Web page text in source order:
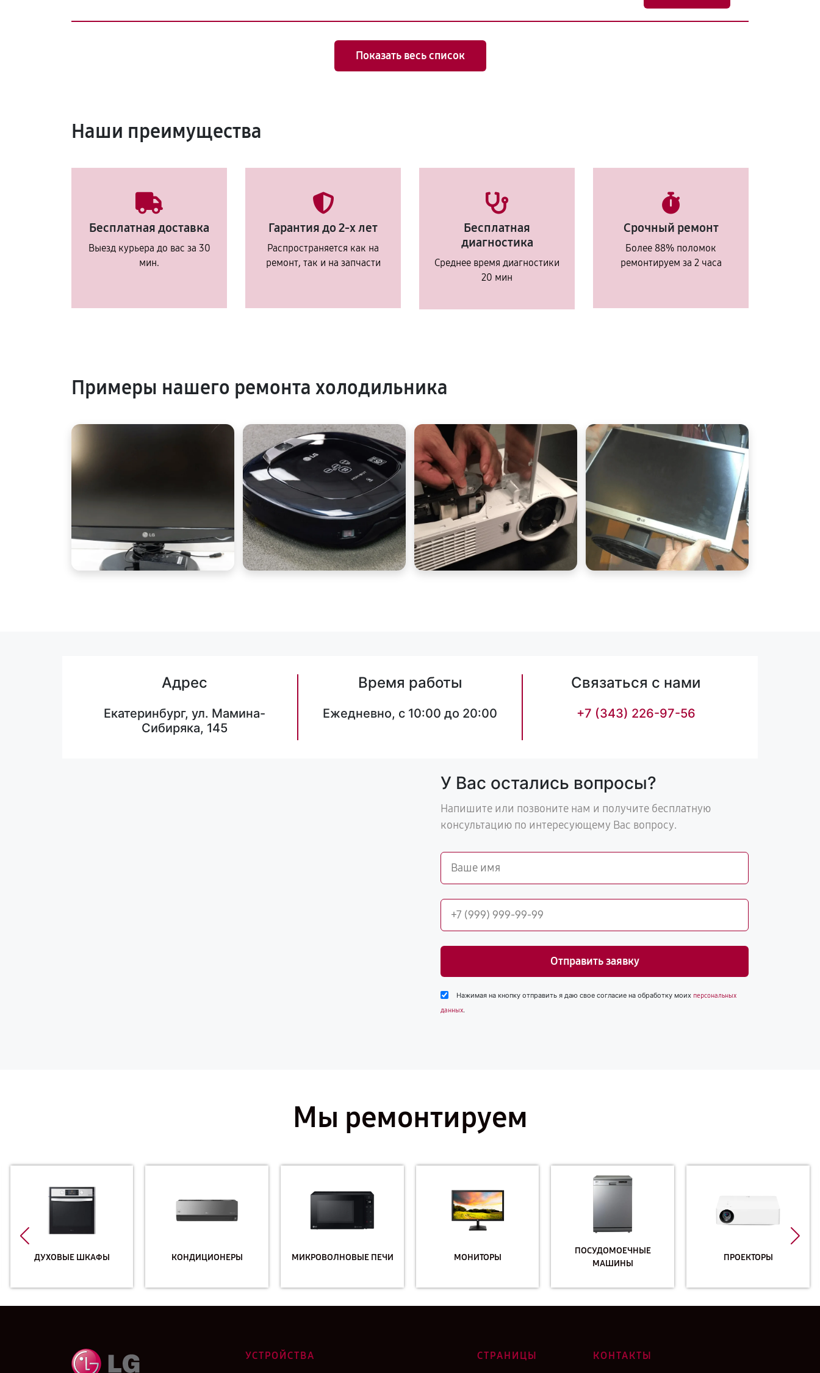
Показать весь список
Наши преимущества
Бесплатная доставка
Выезд курьера до вас за 30
мин.
Гарантия до 2-х лет
Распространяется как на
ремонт, так и на запчасти
Бесплатная
диагностика
Среднее время диагностики
20 мин
Срочный ремонт
Более 88% поломок
ремонтируем за 2 часа
Примеры нашего ремонта холодильника
Адрес
Екатеринбург, ул. Мамина-
Сибиряка, 145
Время работы
Ежедневно, с 10:00 до 20:00
Связаться с нами
+7 (343) 226-97-56
У Вас остались вопросы?
Напишите или позвоните нам и получите бесплатную
консультацию по интересующему Вас вопросу.
Отправить заявку
Нажимая на кнопку отправить я даю свое согласие на обработку моих персональных
данных.
Мы ремонтируем
ДУХОВЫЕ ШКАФЫ КОНДИЦИОНЕРЫ МИКРОВОЛНОВЫЕ ПЕЧИ МОНИТОРЫ
ПОСУДОМОЕЧНЫЕ
МАШИНЫ
ПРОЕКТОРЫ
УСТРОЙСТВА СТРАНИЦЫ КОНТАКТЫ